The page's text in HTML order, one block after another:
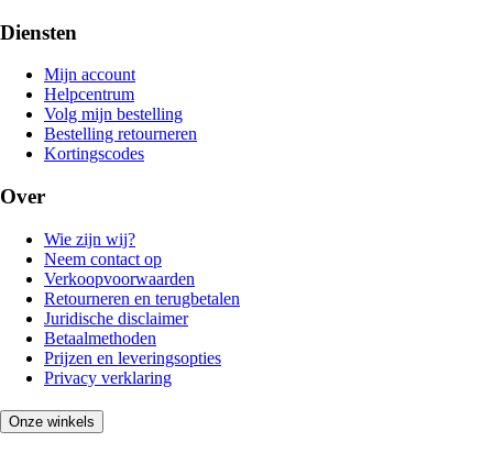
Diensten
Mijn account
Helpcentrum
Volg mijn bestelling
Bestelling retourneren
Kortingscodes
Over
Wie zijn wij?
Neem contact op
Verkoopvoorwaarden
Retourneren en terugbetalen
Juridische disclaimer
Betaalmethoden
Prijzen en leveringsopties
Privacy verklaring
Onze winkels